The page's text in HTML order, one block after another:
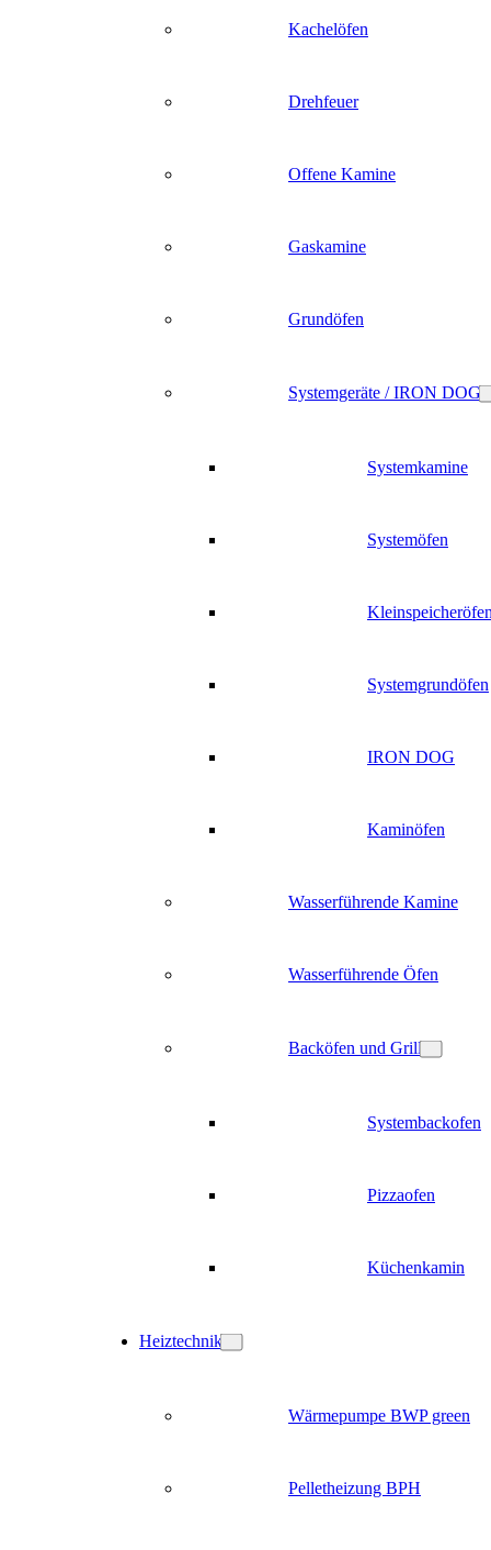
Kachelöfen
Drehfeuer
Offene Kamine
Gaskamine
Grundöfen
Systemgeräte / IRON DOG
Systemkamine
Systemöfen
Systemgrundöfen
IRON DOG
Kaminöfen
Wasserführende Kamine
Wasserführende Öfen
Backöfen und Grill
Systembackofen
Pizzaofen
Küchenkamin
Heiztechnik
Wärmepumpe BWP green
Pelletheizung BPH